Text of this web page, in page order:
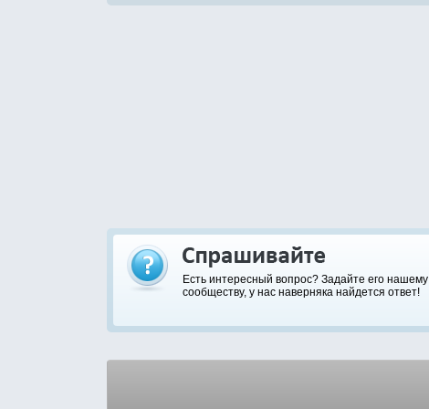
Есть интересный вопрос? Задайте его нашему
сообществу, у нас наверняка найдется ответ!